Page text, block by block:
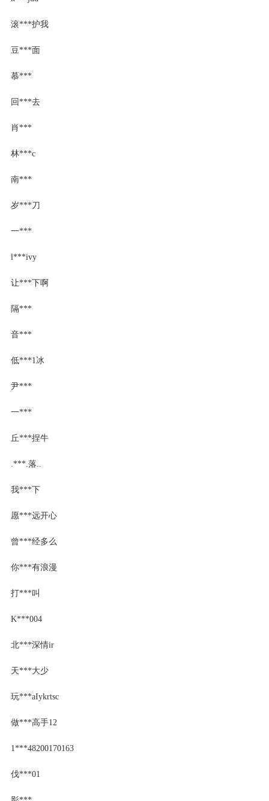
滚***护我
豆***面
慕***
回***去
肖***
林***c
南***
岁***刀
一***
l***ivy
让***下啊
隔***
音***
低***1冰
尹***
一***
丘***捏牛
.***.落..
我***下
愿***远开心
曾***经多么
你***有浪漫
打***叫
K***004
北***深情ir
天***大少
玩***aIykrtsc
做***高手12
1***48200170163
伐***01